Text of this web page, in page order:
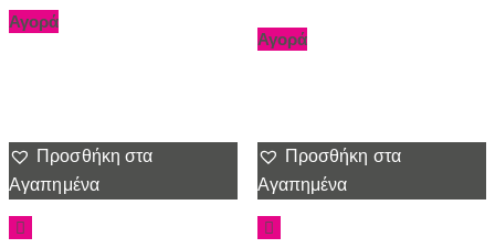
Αγορά
Αγορά
Προσθήκη στα
Αγαπημένα
Προσθήκη στα
Αγαπημένα